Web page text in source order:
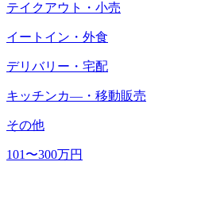
テイクアウト・小売
イートイン・外食
デリバリー・宅配
キッチンカ―・移動販売
その他
101〜300万円